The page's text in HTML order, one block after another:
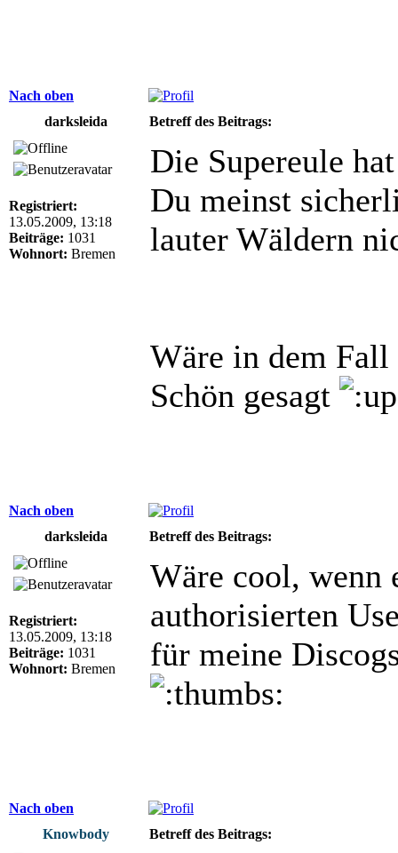
Nach oben
darksleida
Betreff des Beitrags:
Registriert:
13.05.2009, 13:18
Beiträge: 1031
Wohnort: Bremen
Die Supereule
Du meinst
lauter Wäldern
Wäre in dem
Schön gesagt
Nach oben
darksleida
Betreff des Beitrags:
Registriert:
13.05.2009, 13:18
Beiträge: 1031
Wohnort: Bremen
Wäre cool, wenn
authorisierten
für meine
Nach oben
Knowbody
Betreff des Beitrags: